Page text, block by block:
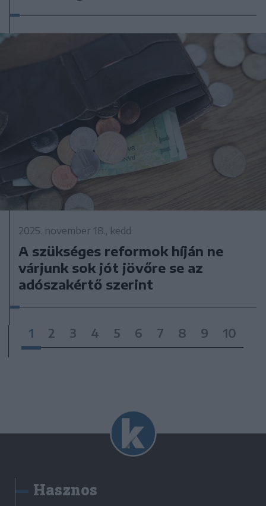
2025. november 18., kedd
A szükséges reformok híján ne
várjunk sok jót jövőre se az
adószakértő szerint
1 2 3 4 5 6 7 8 9 10
Hasznos